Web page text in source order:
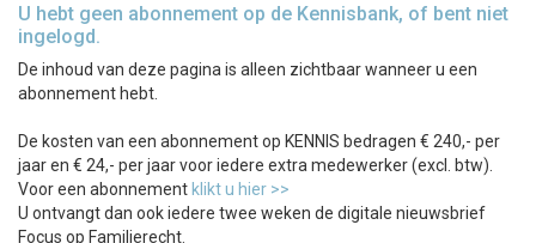
U hebt geen abonnement op de Kennisbank, of bent niet
ingelogd.
De inhoud van deze pagina is alleen zichtbaar wanneer u een
abonnement hebt.
De kosten van een abonnement op KENNIS bedragen € 240,- per
jaar en € 24,- per jaar voor iedere extra medewerker (excl. btw).
Voor een abonnement klikt u hier >>
U ontvangt dan ook iedere twee weken de digitale nieuwsbrief
Focus op Familierecht.